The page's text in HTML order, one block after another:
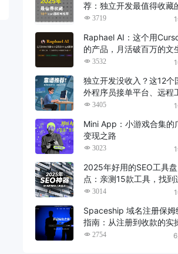
荐：独立开发最值得收藏
站素材资源
3719
Raphael AI：这个用
的产品，月活破百万的文
神器3532
独立开发没收入？这12个
外程序员接单平台、远程
平台，靠谱推荐！
3405
Mini App：小游戏合集的
变现之路
3023
2025年好用的SEO工具盘
点：亲测15款工具，找到
合你的SEO神器！
3014
Spaceship 域名注册保姆
指南：从注册到收款的实
程，小白也能轻松上手
2754